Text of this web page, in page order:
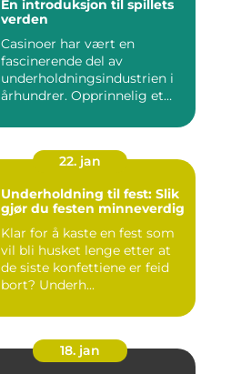
En introduksjon til spillets
verden
Casinoer har vært en
fascinerende del av
underholdningsindustrien i
århundrer. Opprinnelig et
22. jan
Underholdning til fest: Slik
gjør du festen minneverdig
Klar for å kaste en fest som
vil bli husket lenge etter at
de siste konfettiene er feid
bort? Underh...
18. jan